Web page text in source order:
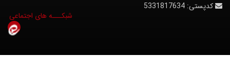
کدپستی: 5331817634